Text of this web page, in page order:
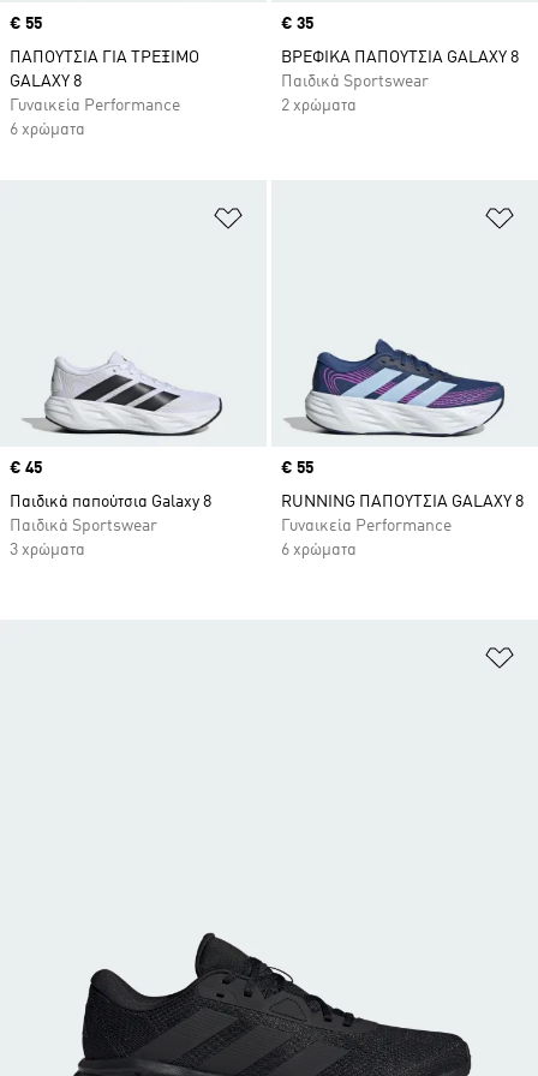
Price
€ 55
ΠΑΠΟΥΤΣΙΑ ΓΙΑ ΤΡΕΞΙΜΟ
GALAXY 8
Γυναικεία Performance
6 χρώματα
Price
€ 35
ΒΡΕΦΙΚΑ ΠΑΠΟΥΤΣΙΑ GALAXY 8
Παιδικά Sportswear
2 χρώματα
Προσθήκη στη Λίστα Επιθυμιών
Price
€ 45
Παιδικά παπούτσια Galaxy 8
Παιδικά Sportswear
3 χρώματα
Price
€ 55
RUNNING ΠΑΠΟΥΤΣΙΑ GALAXY 8
Γυναικεία Performance
6 χρώματα